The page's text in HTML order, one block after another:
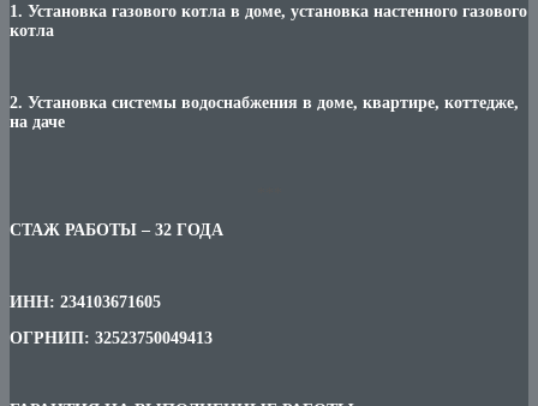
1. Установка газового котла в доме, установка настенного газового
котла
2. Установка системы водоснабжения в доме, квартире, коттедже,
на даче
СТАЖ РАБОТЫ – 32 ГОДА
ИНН: 234103671605
ОГРНИП: 32523750049413